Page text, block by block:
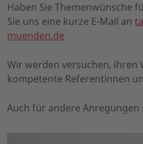
Haben Sie Themenwünsche
Sie uns eine kurze E-Mail an
muenden.de
Wir werden versuchen, ihren
kompetente Referentinnen
Auch für andere